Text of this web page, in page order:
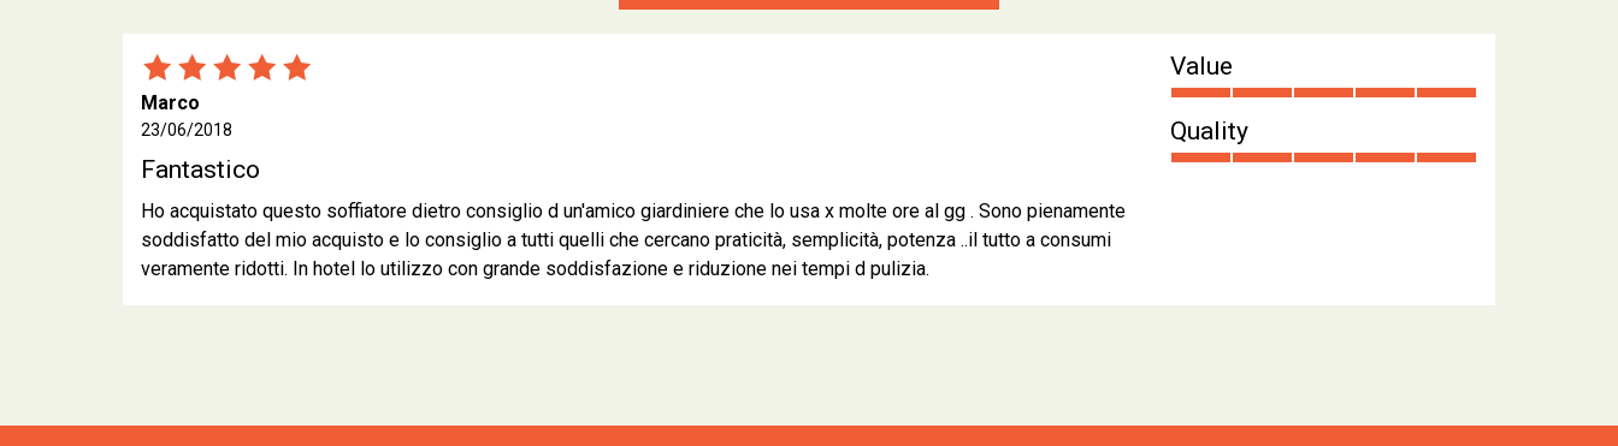
Marco
23/06/2018
Fantastico
Ho acquistato questo soffiatore dietro consiglio d un'amico giardiniere che lo usa x molte ore al gg . Sono pienamente
soddisfatto del mio acquisto e lo consiglio a tutti quelli che cercano praticità, semplicità, potenza ..il tutto a consumi
veramente ridotti. In hotel lo utilizzo con grande soddisfazione e riduzione nei tempi d pulizia.
Value
Quality